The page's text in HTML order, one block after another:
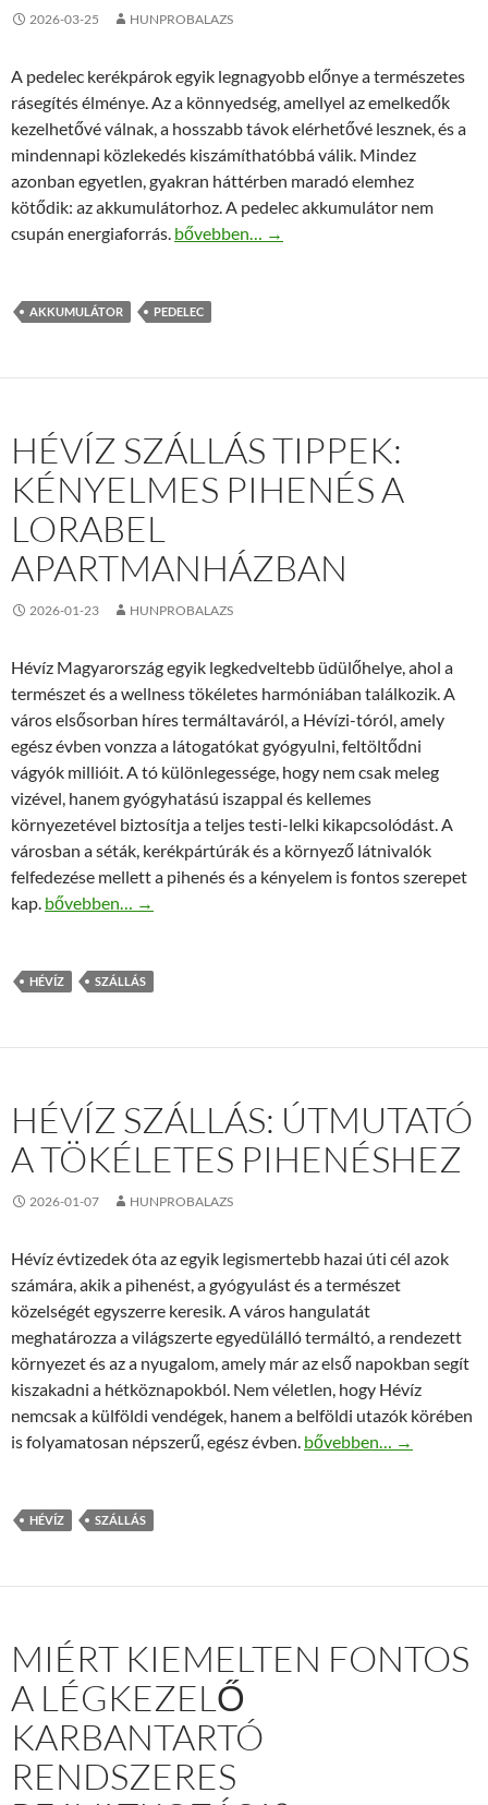
2026-03-25 HUNPROBALAZS
A pedelec kerékpárok egyik legnagyobb előnye a természetes
rásegítés élménye. Az a könnyedség, amellyel az emelkedők
kezelhetővé válnak, a hosszabb távok elérhetővé lesznek, és a
mindennapi közlekedés kiszámíthatóbbá válik. Mindez
azonban egyetlen, gyakran háttérben maradó elemhez
kötődik: az akkumulátorhoz. A pedelec akkumulátor nem
csupán energiaforrás. Amit a pedelec akkumulátorról tudni
bővebben… →
AKKUMULÁTOR PEDELEC
HÉVÍZ SZÁLLÁS TIPPEK:
KÉNYELMES PIHENÉS A
LORABEL
APARTMANHÁZBAN
2026-01-23 HUNPROBALAZS
Hévíz Magyarország egyik legkedveltebb üdülőhelye, ahol a
természet és a wellness tökéletes harmóniában találkozik. A
város elsősorban híres termáltaváról, a Hévízi-tóról, amely
egész évben vonzza a látogatókat gyógyulni, feltöltődni
vágyók millióit. A tó különlegessége, hogy nem csak meleg
vizével, hanem gyógyhatású iszappal és kellemes
környezetével biztosítja a teljes testi-lelki kikapcsolódást. A
városban a séták, kerékpártúrák és a környező látnivalók
felfedezése mellett a pihenés és a kényelem is fontos szerepet
kap. Hévíz szállás tippek: kényelmes pihenés a Lorabel
bővebben… →
HÉVÍZ SZÁLLÁS
HÉVÍZ SZÁLLÁS: ÚTMUTATÓ
A TÖKÉLETES PIHENÉSHEZ
2026-01-07 HUNPROBALAZS
Hévíz évtizedek óta az egyik legismertebb hazai úti cél azok
számára, akik a pihenést, a gyógyulást és a természet
közelségét egyszerre keresik. A város hangulatát
meghatározza a világszerte egyedülálló termáltó, a rendezett
környezet és az a nyugalom, amely már az első napokban segít
kiszakadni a hétköznapokból. Nem véletlen, hogy Hévíz
nemcsak a külföldi vendégek, hanem a belföldi utazók körében
is folyamatosan népszerű, egész évben. Hévíz szállás: útmutató
bővebben… →
HÉVÍZ SZÁLLÁS
MIÉRT KIEMELTEN FONTOS
A LÉGKEZELŐ
KARBANTARTÓ
RENDSZERES